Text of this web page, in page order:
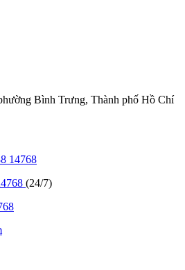
Bình Trưng, Thành phố Hồ Chí
14768
(24/7)